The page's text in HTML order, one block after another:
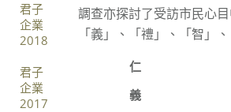
君子
企業
2018
君子
企業
2017
調查亦探討了受訪市民心
「義」、「禮」、「智」
仁
義